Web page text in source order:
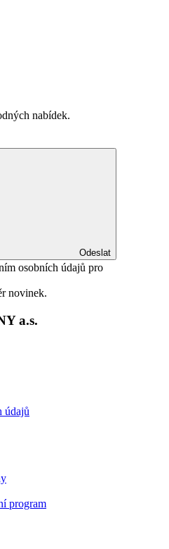
nabídek.
Odeslat
osobních údajů pro
novinek.
a.s.
údajů
program